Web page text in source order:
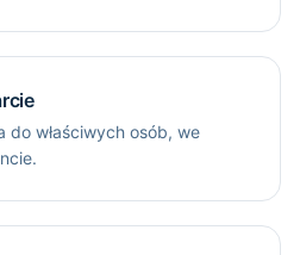
do właściwych osób, we